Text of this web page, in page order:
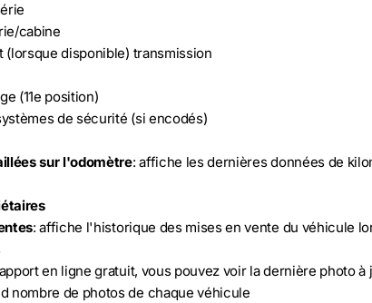
cabine
(lorsque disponible) transmission
(11e position)
de sécurité (si encodés)
sur l'odomètre: affiche les dernières données de
: affiche l'historique des mises en vente du véhicule
en ligne gratuit, vous pouvez voir la dernière photo
nombre de photos de chaque véhicule